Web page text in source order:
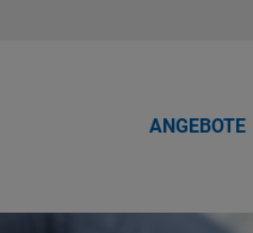
ANGEBOTE